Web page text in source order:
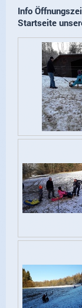
Info
Startseite